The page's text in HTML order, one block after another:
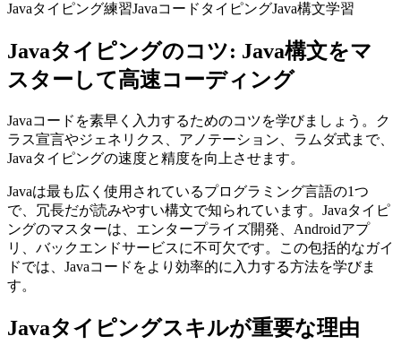
Javaタイピング練習JavaコードタイピングJava構文学習
Javaタイピングのコツ: Java構文をマ
スターして高速コーディング
Javaコードを素早く入力するためのコツを学びましょう。ク
ラス宣言やジェネリクス、アノテーション、ラムダ式まで、
Javaタイピングの速度と精度を向上させます。
Javaは最も広く使用されているプログラミング言語の1つ
で、冗長だが読みやすい構文で知られています。Javaタイピ
ングのマスターは、エンタープライズ開発、Androidアプ
リ、バックエンドサービスに不可欠です。この包括的なガイ
ドでは、Javaコードをより効率的に入力する方法を学びま
す。
Javaタイピングスキルが重要な理由